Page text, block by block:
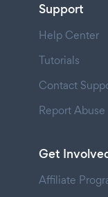
Support
Help Center
Tutorials
Contact
Report Abuse
Get
Affiliate